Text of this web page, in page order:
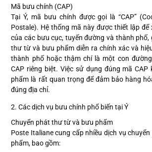
Mã bưu chính (CAP)
Tại Ý, mã bưu chính được gọi là “CAP”
Postale). Hệ thống mã này được thiết lập để
của các bưu cục, tuyến đường và thành phố,
thư từ và bưu phẩm diễn ra chính xác và
thành phố hoặc thậm chí là một con
CAP riêng biệt. Việc sử dụng đúng mã
phẩm là rất quan trọng để đảm bảo hàng
đúng địa chỉ.
2. Các dịch vụ bưu chính phổ biến tại Ý
Chuyển phát thư từ và bưu phẩm
Poste Italiane cung cấp nhiều dịch vụ
phẩm, bao gồm: